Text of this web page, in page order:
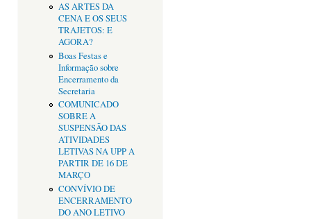
AS ARTES DA
CENA E OS SEUS
TRAJETOS: E
AGORA?
Boas Festas e
Informação sobre
Encerramento da
Secretaria
COMUNICADO
SOBRE A
SUSPENSÃO DAS
ATIVIDADES
LETIVAS NA UPP A
PARTIR DE 16 DE
MARÇO
CONVÍVIO DE
ENCERRAMENTO
DO ANO LETIVO